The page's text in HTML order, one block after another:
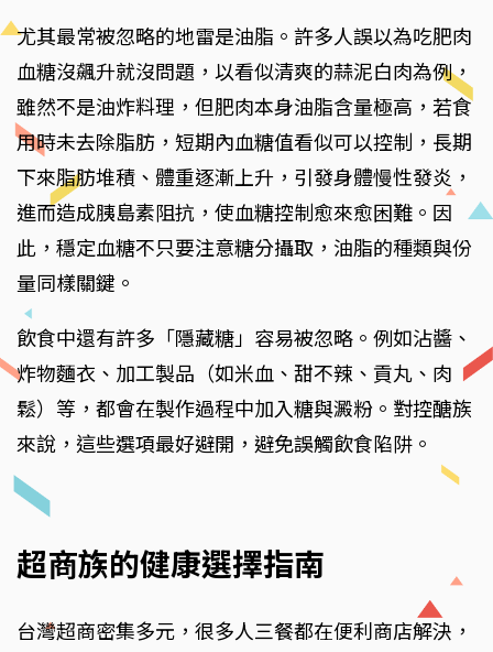
尤其最常被忽略的地雷是油脂。許多人誤以為吃肥肉
血糖沒飆升就沒問題，以看似清爽的蒜泥白肉為例，
雖然不是油炸料理，但肥肉本身油脂含量極高，若食
用時未去除脂肪，短期內血糖值看似可以控制，長期
下來脂肪堆積、體重逐漸上升，引發身體慢性發炎，
進而造成胰島素阻抗，使血糖控制愈來愈困難。因
此，穩定血糖不只要注意糖分攝取，油脂的種類與份
量同樣關鍵。
飲食中還有許多「隱藏糖」容易被忽略。例如沾醬、
炸物麵衣、加工製品（如米血、甜不辣、貢丸、肉
鬆）等，都會在製作過程中加入糖與澱粉。對控醣族
來說，這些選項最好避開，避免誤觸飲食陷阱。
超商族的健康選擇指南
台灣超商密集多元，很多人三餐都在便利商店解決，